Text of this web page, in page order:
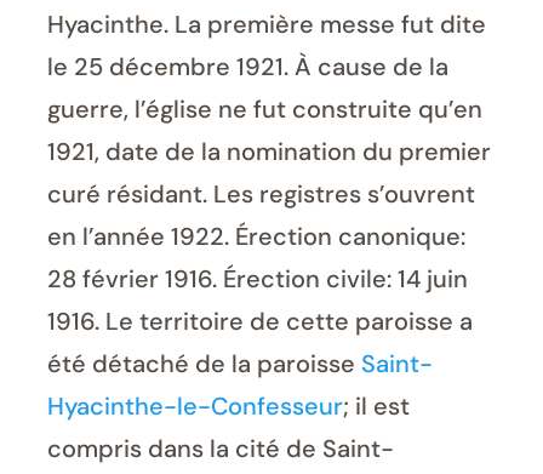
Hyacinthe. La première messe fut dite
le 25 décembre 1921. À cause de la
guerre, l’église ne fut construite qu’en
1921, date de la nomination du premier
curé résidant. Les registres s’ouvrent
en l’année 1922. Érection canonique:
28 février 1916. Érection civile: 14 juin
1916. Le territoire de cette paroisse a
été détaché de la paroisse Saint-
Hyacinthe-le-Confesseur; il est
compris dans la cité de Saint-